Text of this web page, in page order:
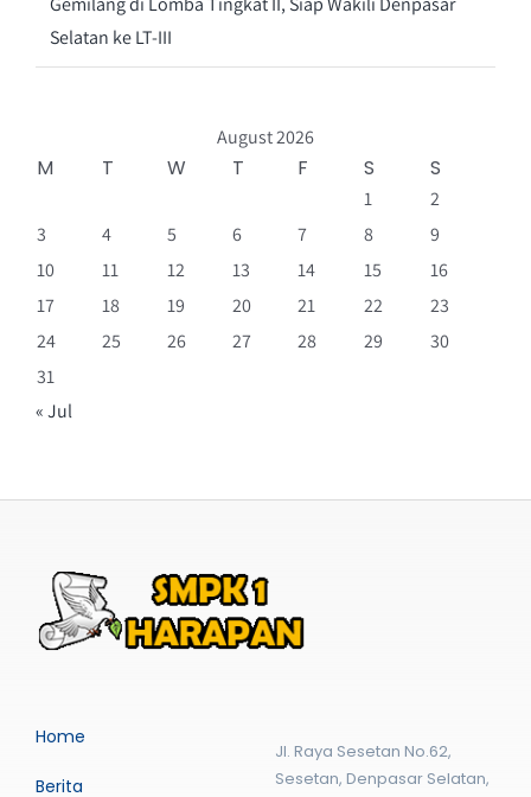
Selatan ke LT-III
August 2026
M T W T F S S
1
2
3
4 5 6 7 8
9
10
11 12 13 14 15
16
17
18 19 20 21 22
23
24
25 26 27 28 29
30
31
« Jul
Home
Berita
Jl. Raya Sesetan No.62,
Sesetan, Denpasar Selatan,